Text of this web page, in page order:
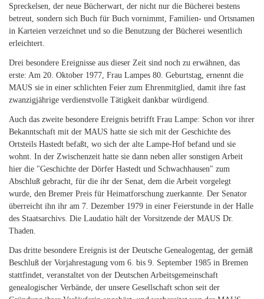
Spreckelsen, der neue Bücherwart, der nicht nur die Bücherei bestens
betreut, sondern sich Buch für Buch vornimmt, Familien- und Ortsnamen
in Karteien verzeichnet und so die Benutzung der Bücherei wesentlich
erleichtert.
Drei besondere Ereignisse aus dieser Zeit sind noch zu erwähnen, das
erste: Am 20. Oktober 1977, Frau Lampes 80. Geburtstag, ernennt die
MAUS sie in einer schlichten Feier zum Ehrenmitglied, damit ihre fast
zwanzigjährige verdienstvolle Tätigkeit dankbar würdigend.
Auch das zweite besondere Ereignis betrifft Frau Lampe: Schon vor ihrer
Bekanntschaft mit der MAUS hatte sie sich mit der Geschichte des
Ortsteils Hastedt befaßt, wo sich der alte Lampe-Hof befand und sie
wohnt. In der Zwischenzeit hatte sie dann neben aller sonstigen Arbeit
hier die "Geschichte der Dörfer Hastedt und Schwachhausen" zum
Abschluß gebracht, für die ihr der Senat, dem die Arbeit vorgelegt
wurde, den Bremer Preis für Heimatforschung zuerkannte. Der Senator
überreicht ihn ihr am 7. Dezember 1979 in einer Feierstunde in der Halle
des Staatsarchivs. Die Laudatio hält der Vorsitzende der MAUS Dr.
Thaden.
Das dritte besondere Ereignis ist der Deutsche Genealogentag, der gemäß
Beschluß der Vorjahrestagung vom 6. bis 9. September 1985 in Bremen
stattfindet, veranstaltet von der Deutschen Arbeitsgemeinschaft
genealogischer Verbände, der unsere Gesellschaft schon seit der